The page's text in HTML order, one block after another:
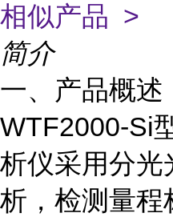
相似产品 >
简介
一、产品概述
WTF2000-Si
析仪采用分光
析，检测量程